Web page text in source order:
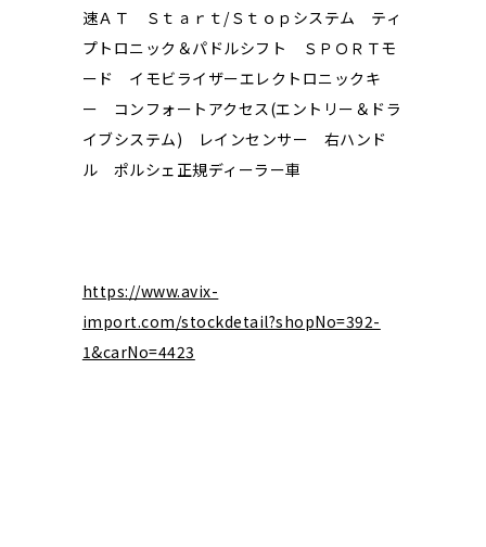
速ＡＴ Ｓｔａｒｔ/Ｓｔｏｐシステム ティ
プトロニック＆パドルシフト ＳＰＯＲＴモ
ード イモビライザーエレクトロニックキ
ー コンフォートアクセス(エントリー＆ドラ
イブシステム) レインセンサー 右ハンド
ル ポルシェ正規ディーラー車
https://www.avix-
import.com/stockdetail?shopNo=392-
1&carNo=4423